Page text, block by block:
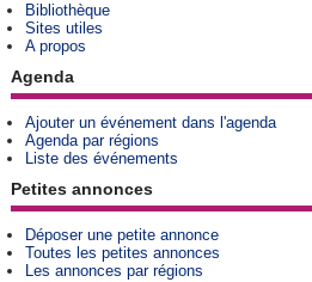
Bibliothèque
Sites utiles
A propos
Agenda
Ajouter un événement dans l'agenda
Agenda par régions
Liste des événements
Petites annonces
Déposer une petite annonce
Toutes les petites annonces
Les annonces par régions